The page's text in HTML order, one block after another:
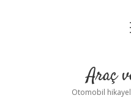
Araç
Otomobil